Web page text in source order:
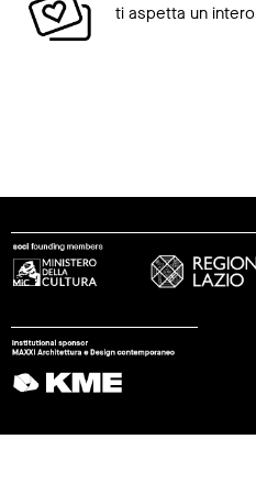
ti aspetta un